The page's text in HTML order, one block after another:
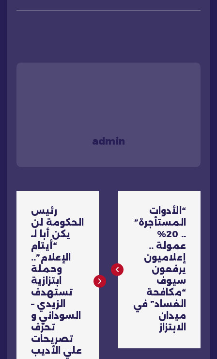
admin
ص
ح
م
“الأدوات
المستأجرة”
.. 20%
عمولة ..
إعلاميون
يرفعون
سيوف
“مكافحة
الفساد” في
ميدان
الابتزاز
رئيس
الحكومة لن
يكن أبا لـ
“أيتام
الإعلام”..
وحملة
ابتزازية
تستهدف
الزيدي –
السوداني و
تحرّف
تصريحات
علي الأديب